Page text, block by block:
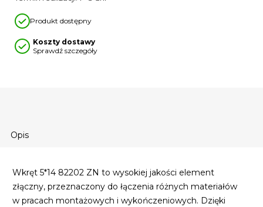
Opis
Wkręt 5*14 82202 ZN to wysokiej jakości element
złączny, przeznaczony do łączenia różnych materiałów
w pracach montażowych i wykończeniowych. Dzięki
Produkt dostępny
Koszty dostawy
Sprawdź szczegóły